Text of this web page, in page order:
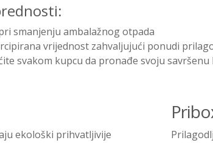
smanjenju ambalažnog otpada
vrijednost zahvaljujući ponudi
svakom kupcu da pronađe svoju
ekološki prihvatljivije